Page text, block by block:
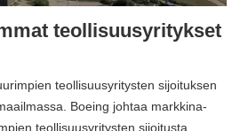
teollisuusyritykset
teollisuusyritysten sijoituksen
Boeing johtaa markkina-
teollisuusyritysten sijoitusta